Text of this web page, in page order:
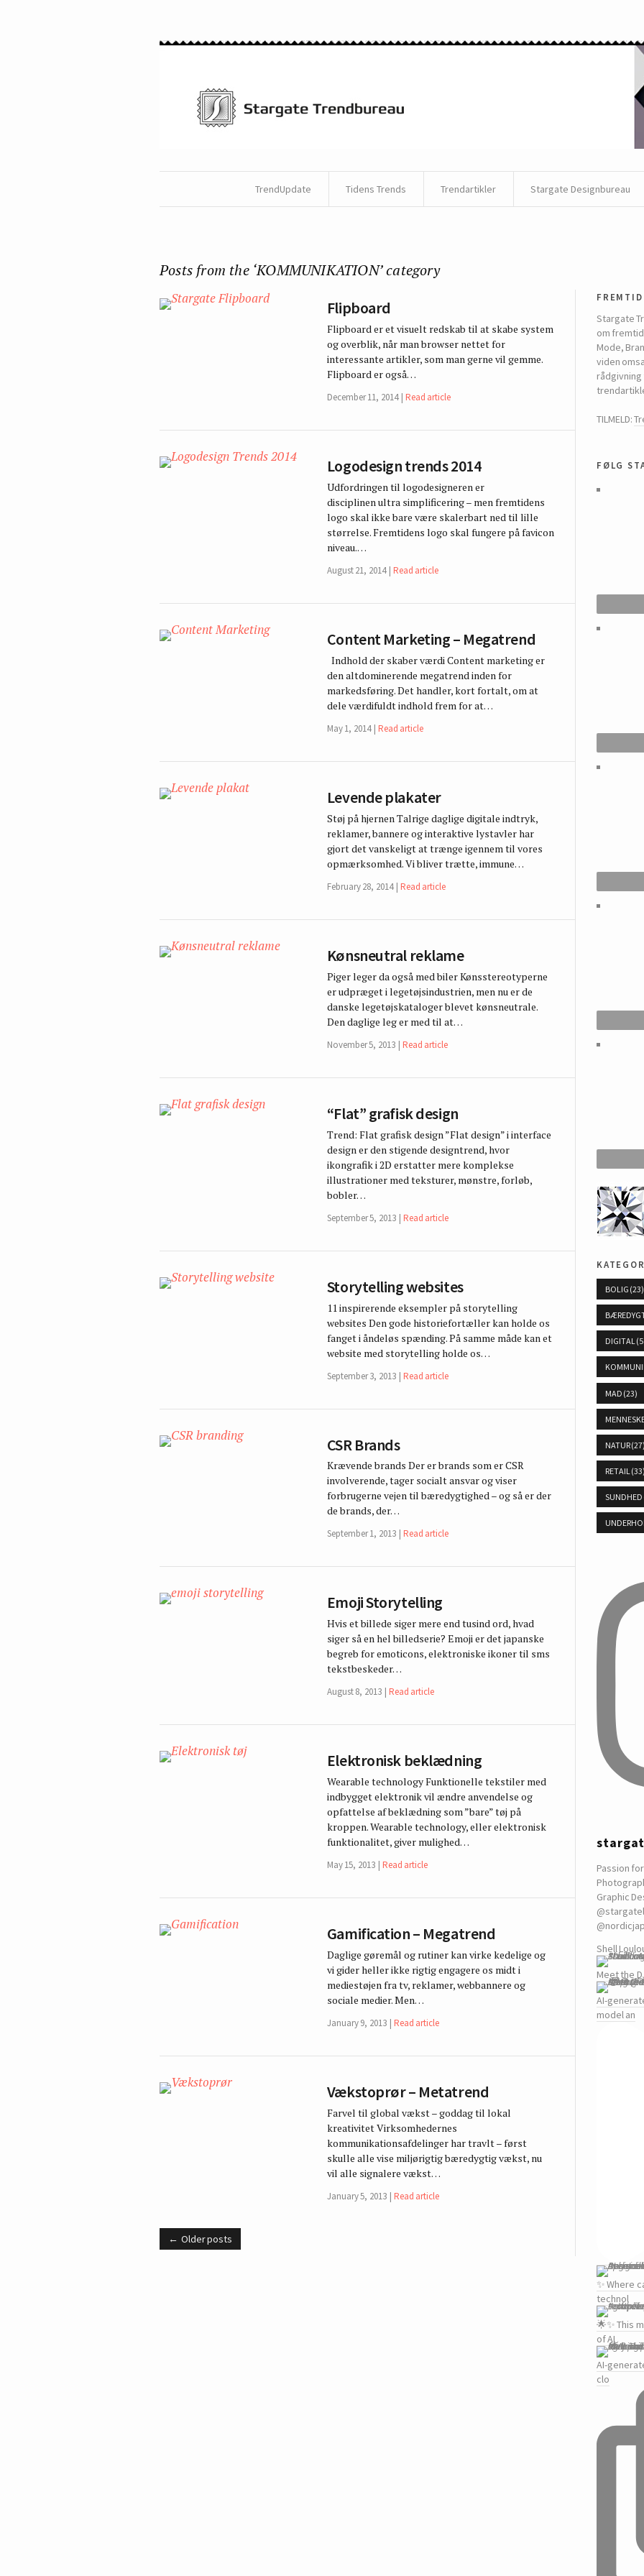
TrendUpdate Tidens Trends Trendartikler Stargate Designbureau
Posts from the ‘KOMMUNIKATION’ category
Flipboard
Flipboard er et visuelt redskab til at skabe system
og overblik, når man browser nettet for
interessante artikler, som man gerne vil gemme.
Flipboard er også…
December 11, 2014 Read article
Logodesign trends 2014
Udfordringen til logodesigneren er
disciplinen ultra simplificering – men fremtidens
logo skal ikke bare være skalerbart ned til lille
størrelse. Fremtidens logo skal fungere på favicon
niveau.…
August 21, 2014 Read article
Content Marketing – Megatrend
Indhold der skaber værdi Content marketing er
den altdominerende megatrend inden for
markedsføring. Det handler, kort fortalt, om at
dele værdifuldt indhold frem for at…
May 1, 2014 Read article
Levende plakater
Støj på hjernen Talrige daglige digitale indtryk,
reklamer, bannere og interaktive lystavler har
gjort det vanskeligt at trænge igennem til vores
opmærksomhed. Vi bliver trætte, immune…
February 28, 2014 Read article
Kønsneutral reklame
Piger leger da også med biler Kønsstereotyperne
er udpræget i legetøjsindustrien, men nu er de
danske legetøjskataloger blevet kønsneutrale.
Den daglige leg er med til at…
November 5, 2013 Read article
“Flat” grafisk design
Trend: Flat grafisk design ”Flat design” i interface
design er den stigende designtrend, hvor
ikongrafik i 2D erstatter mere komplekse
illustrationer med teksturer, mønstre, forløb,
bobler…
September 5, 2013 Read article
Storytelling websites
11 inspirerende eksempler på storytelling
websites Den gode historiefortæller kan holde os
fanget i åndeløs spænding. På samme måde kan et
website med storytelling holde os…
September 3, 2013 Read article
CSR Brands
Krævende brands Der er brands som er CSR
involverende, tager socialt ansvar og viser
forbrugerne vejen til bæredygtighed – og så er der
de brands, der…
September 1, 2013 Read article
Emoji Storytelling
Hvis et billede siger mere end tusind ord, hvad
siger så en hel billedserie? Emoji er det japanske
begreb for emoticons, elektroniske ikoner til sms
tekstbeskeder…
August 8, 2013 Read article
Elektronisk beklædning
Wearable technology Funktionelle tekstiler med
indbygget elektronik vil ændre anvendelse og
opfattelse af beklædning som ”bare” tøj på
kroppen. Wearable technology, eller elektronisk
funktionalitet, giver mulighed…
May 15, 2013 Read article
Gamification – Megatrend
Daglige gøremål og rutiner kan virke kedelige og
vi gider heller ikke rigtig engagere os midt i
mediestøjen fra tv, reklamer, webbannere og
sociale medier. Men…
January 9, 2013 Read article
Vækstoprør – Metatrend
Farvel til global vækst – goddag til lokal
kreativitet Virksomhedernes
kommunikationsafdelinger har travlt – først
skulle alle vise miljørigtig bæredygtig vækst, nu
vil alle signalere vækst…
January 5, 2013 Read article
Older posts
Stargate
om
Mode,
viden
TILMELD:
følg
BOLIG (23)
DIGITAL
MAD (23)
NATUR
RETAIL
SUNDHED
Passion
Graphic
Shell
Meet the
AI-
model an
✨ Where
technol
🌟✨ This
of AI
AI-
clo